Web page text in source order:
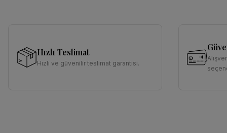
Hızlı Teslimat
Hızlı ve güvenilir teslimat garantisi.